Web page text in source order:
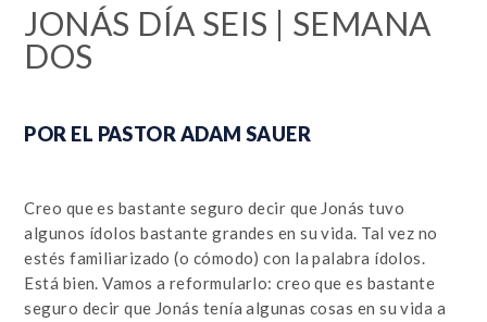
JONÁS DÍA SEIS | SEMANA
DOS
POR EL PASTOR ADAM SAUER
Creo que es bastante seguro decir que Jonás tuvo
algunos ídolos bastante grandes en su vida. Tal vez no
estés familiarizado (o cómodo) con la palabra ídolos.
Está bien. Vamos a reformularlo: creo que es bastante
seguro decir que Jonás tenía algunas cosas en su vida a